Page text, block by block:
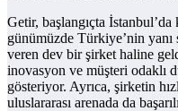
Getir, başlangıçta
günümüzde Türkiye’nin yanı
veren dev bir şirket haline
inovasyon ve müşteri odaklı
gösteriyor. Ayrıca, şirketin
uluslararası arenada da